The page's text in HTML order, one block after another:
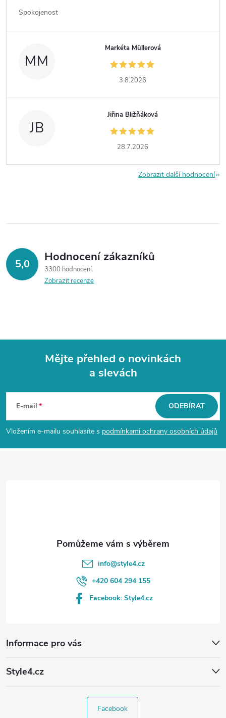
Spokojenost
MM
Markéta Müllerová
3.8.2026
JB
Jiřina Bližňáková
28.7.2026
Zobrazit další hodnocení
5,0 Hodnocení zákazníků
3300 hodnocení
Zobrazit recenze
p
Mějte přehled o novinkách
a slevách
E-mail
Vložením e-mailu souhlasíte s podmínkami ochrany osobních údajů
ODEBÍRAT
Informace pro vás
Style4.cz
info@style4.cz
+420 604 294 155
Facebook: Style4.cz
Facebook